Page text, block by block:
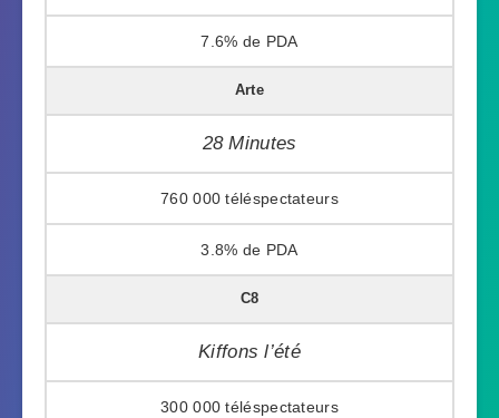
7.6%
Arte
28 Minutes
760 000
3.8%
C8
Kiffons l’été
300 000